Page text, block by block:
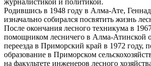
Родившись в 1948 году в Алма-Ате,
изначально собирался посвятить жизнь
После окончания лесного техникума в
помощником лесничего в Алма-Атинской
переезда в Приморский край в 1972 году,
образование в Приморском
на факультете инженеров лесного